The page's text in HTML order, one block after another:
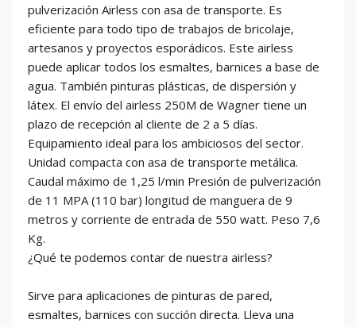
pulverización Airless con asa de transporte. Es
eficiente para todo tipo de trabajos de bricolaje,
artesanos y proyectos esporádicos. Este airless
puede aplicar todos los esmaltes, barnices a base de
agua. También pinturas plásticas, de dispersión y
látex. El envío del airless 250M de Wagner tiene un
plazo de recepción al cliente de 2 a 5 días.
Equipamiento ideal para los ambiciosos del sector.
Unidad compacta con asa de transporte metálica.
Caudal máximo de 1,25 l/min Presión de pulverización
de 11 MPA (110 bar) longitud de manguera de 9
metros y corriente de entrada de 550 watt. Peso 7,6
Kg.
¿Qué te podemos contar de nuestra airless?
Sirve para aplicaciones de pinturas de pared,
esmaltes, barnices con succión directa. Lleva una